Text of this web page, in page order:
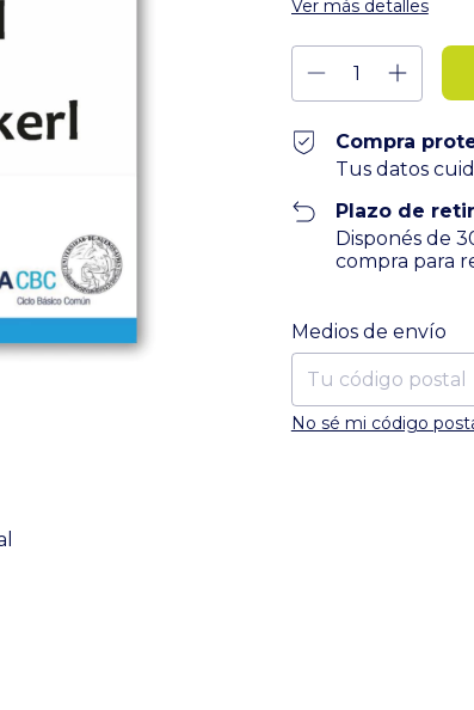
Ver más detalles
Compra
Tus datos
Plazo de
Disponés de
compra para
Entregas para el CP:
Medios de envío
No sé mi código